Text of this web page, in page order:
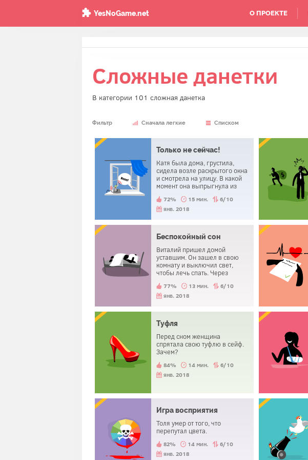
О ПРОЕКТЕ
YesNoGame.net
Сложные данетки
В категории 101 сложная данетка
Фильтр Сначала легкие Списком
Только не сейчас!
Катя была дома, грустила,
сидела возле раскрытого окна
и смотрела на улицу. В какой
момент она выпрыгнула из
услышала, что телефон
зазвонил и пожалела о
72% 15 мин.
6/10
янв. 2018
Беспокойный сон
Виталий пришел домой
уставшим. Он зашел в свою
комнату и выключил свет,
чтобы лечь спать. Через
почувствовав тревогу, он
включил свет и осмотрел всё
свет обратно и снова
попытался уснуть. Так было
несколько раз, прежде чем он
посмотрел под свою кровать и
обнаружил там труп.
77% 13 мин.
6/10
янв. 2018
Туфля
Перед сном женщина
спрятала свою туфлю в сейф.
Зачем?
84% 14 мин.
6/10
янв. 2018
Игра восприятия
Толя умер от того, что
перепутал цвета.
82% 14 мин.
6/10
янв. 2018